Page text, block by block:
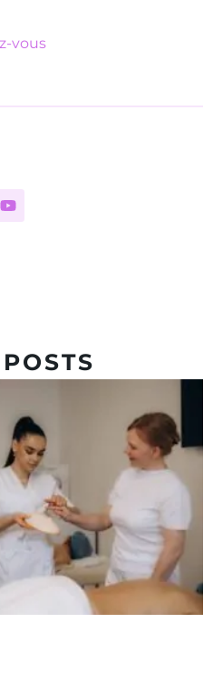
vous